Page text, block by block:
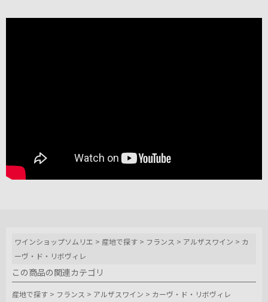
ワインショップソムリエ > 産地で探す > フランス > アルザスワイン > カ
ーヴ・ド・リボヴィレ
この商品の関連カテゴリ
産地で探す > フランス > アルザスワイン > カーヴ・ド・リボヴィレ